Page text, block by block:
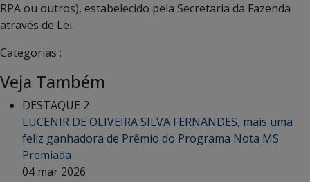
RPA ou outros), estabelecido pela Secretaria da Fazenda
através de Lei.
Categorias :
Veja Também
DESTAQUE 2
LUCENIR DE OLIVEIRA SILVA FERNANDES, mais uma
feliz ganhadora de Prêmio do Programa Nota MS
Premiada
04 mar 2026